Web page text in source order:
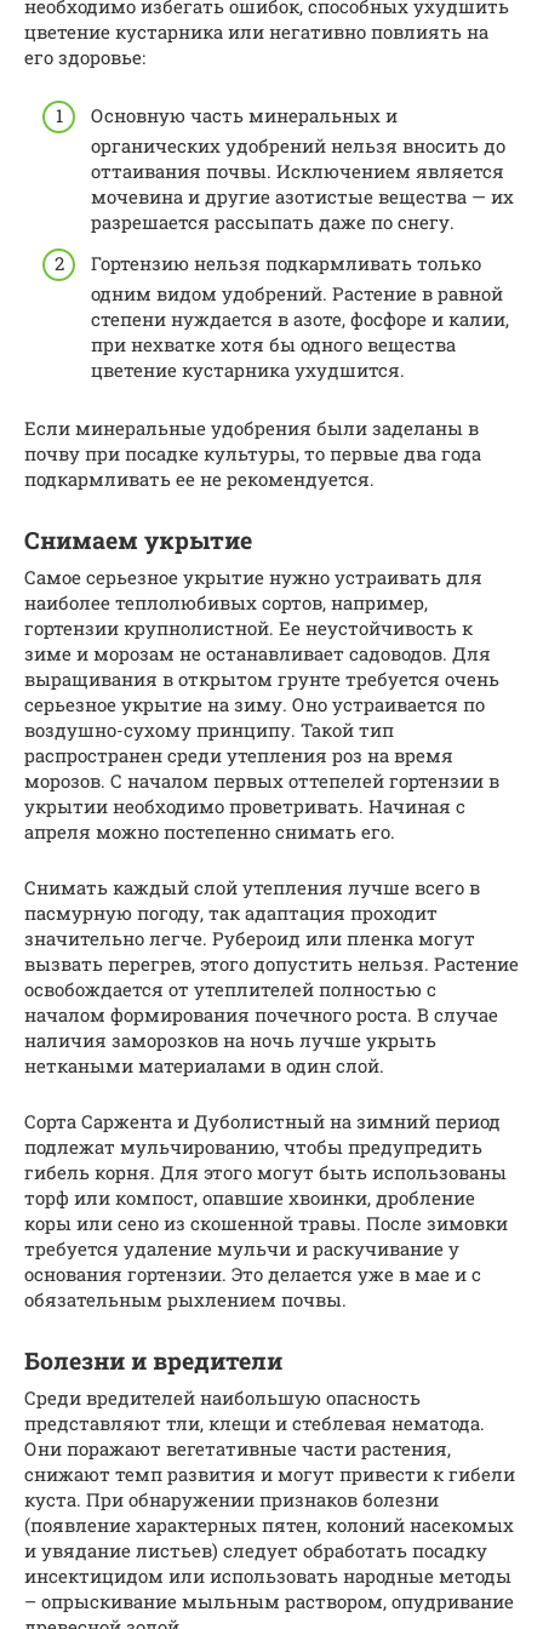
необходимо избегать ошибок, способных ухудшить
цветение кустарника или негативно повлиять на
его здоровье:
Основную часть минеральных и
органических удобрений нельзя вносить до
оттаивания почвы. Исключением является
мочевина и другие азотистые вещества — их
разрешается рассыпать даже по снегу.
Гортензию нельзя подкармливать только
одним видом удобрений. Растение в равной
степени нуждается в азоте, фосфоре и калии,
при нехватке хотя бы одного вещества
цветение кустарника ухудшится.
Если минеральные удобрения были заделаны в
почву при посадке культуры, то первые два года
подкармливать ее не рекомендуется.
Снимаем укрытие
Самое серьезное укрытие нужно устраивать для
наиболее теплолюбивых сортов, например,
гортензии крупнолистной. Ее неустойчивость к
зиме и морозам не останавливает садоводов. Для
выращивания в открытом грунте требуется очень
серьезное укрытие на зиму. Оно устраивается по
воздушно-сухому принципу. Такой тип
распространен среди утепления роз на время
морозов. С началом первых оттепелей гортензии в
укрытии необходимо проветривать. Начиная с
апреля можно постепенно снимать его.
Снимать каждый слой утепления лучше всего в
пасмурную погоду, так адаптация проходит
значительно легче. Рубероид или пленка могут
вызвать перегрев, этого допустить нельзя. Растение
освобождается от утеплителей полностью с
началом формирования почечного роста. В случае
наличия заморозков на ночь лучше укрыть
неткаными материалами в один слой.
Сорта Саржента и Дуболистный на зимний период
подлежат мульчированию, чтобы предупредить
гибель корня. Для этого могут быть использованы
торф или компост, опавшие хвоинки, дробление
коры или сено из скошенной травы. После зимовки
требуется удаление мульчи и раскучивание у
основания гортензии. Это делается уже в мае и с
обязательным рыхлением почвы.
Болезни и вредители
Среди вредителей наибольшую опасность
представляют тли, клещи и стеблевая нематода.
Они поражают вегетативные части растения,
снижают темп развития и могут привести к гибели
куста. При обнаружении признаков болезни
(появление характерных пятен, колоний насекомых
и увядание листьев) следует обработать посадку
инсектицидом или использовать народные методы
– опрыскивание мыльным раствором, опудривание